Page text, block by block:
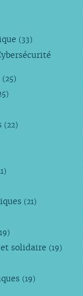
(33)
(25)
(22)
(21)
solidaire (19)
(19)